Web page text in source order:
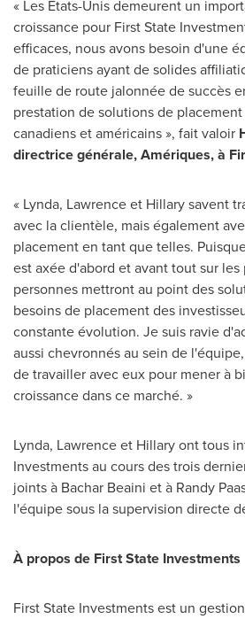
« Les États-Unis demeurent un
croissance pour First State
efficaces, nous avons besoin d'une
de praticiens ayant de solides
feuille de route jalonnée de succès
prestation de solutions de
canadiens et américains », fait valoir
directrice générale, Amériques, à
« Lynda, Lawrence et Hillary savent
avec la clientèle, mais également
placement en tant que telles.
est axée d'abord et avant tout sur
personnes mettront au point des
besoins de placement des
constante évolution. Je suis ravie
aussi chevronnés au sein de
de travailler avec eux pour mener à
croissance dans ce marché. »
Lynda, Lawrence et Hillary ont tous
Investments au cours des trois
joints à Bachar Beaini et à Randy
l'équipe sous la supervision directe
À propos de First State Investments
First State Investments est un